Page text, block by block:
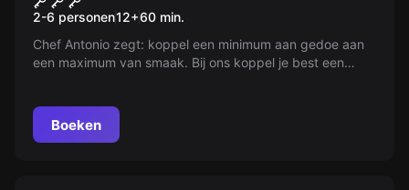
2-6 personen12+60 min.
Chef Antonio zegt: koppel een minimum aan gedoe aan
een maximum van smaak. Bij ons koppel je best een
paradijs.
Boeken